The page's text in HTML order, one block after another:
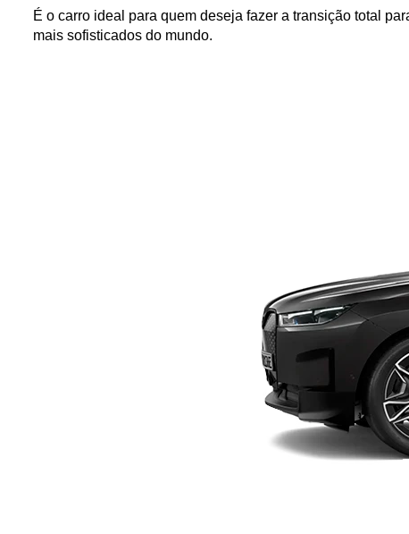
É o carro ideal para quem deseja fazer a transição total
mais sofisticados do mundo.